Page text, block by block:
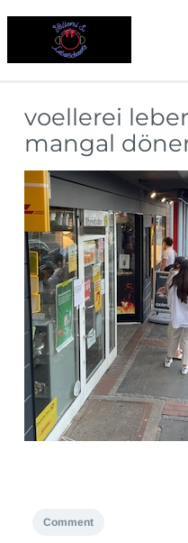
voellerei
mangal
Comment